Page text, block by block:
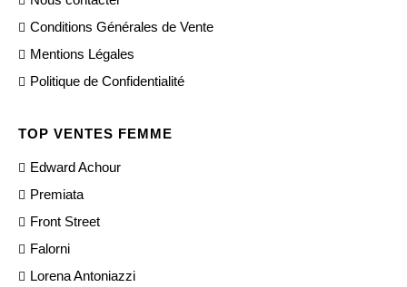
Conditions Générales de Vente
Mentions Légales
Politique de Confidentialité
TOP VENTES FEMME
Edward Achour
Premiata
Front Street
Falorni
Lorena Antoniazzi